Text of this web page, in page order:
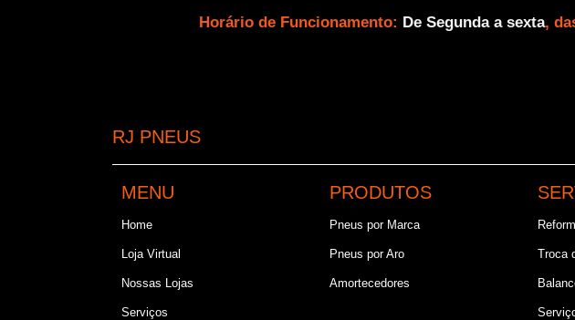
Horário de Funcionamento: De Segunda a sexta,
RJ PNEUS
MENU
Home
Loja Virtual
Nossas Lojas
Serviços
PRODUTOS
Pneus por Marca
Pneus por Aro
Amortecedores
Troca